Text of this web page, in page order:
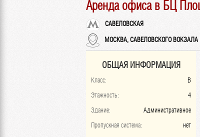
Аренда офиса в БЦ
САВЕЛОВСКАЯ
МОСКВА, САВЕЛОВСКОГО ВОКЗАЛА
ОБЩАЯ ИНФОРМАЦИЯ
Класс: B
Этажность: 4
Здание: Административное
Пропускная система: нет